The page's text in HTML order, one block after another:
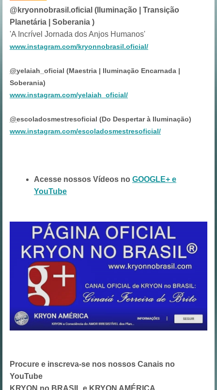
@kryonnobrasil.oficial (Iluminação | Transição
Planetária | Soberania )
'A Incrível Jornada dos Anjos Humanos'
www.instagram.com/kryonnobrasil.oficial/
@yelaiah_oficial (Maestria | Iluminação Encarnada |
Soberania)
www.instagram.com/yelaiah_oficial/
@escoladosmestresoficial (Do Despertar à Iluminação)
www.instagram.com/escoladosmestresoficial/
Acesse nossos Vídeos no GOOGLE+ e
YouTube
Procure e inscreva-se nos nossos Canais no
YouTube